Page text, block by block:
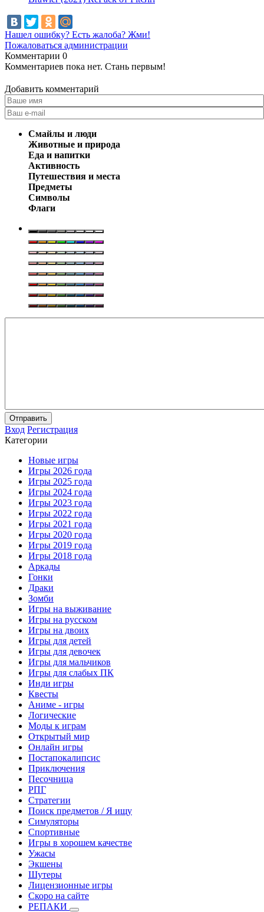
Нашел ошибку? Есть жалоба? Жми!
Пожаловаться администрации
Комментарии 0
Комментариев пока нет. Стань первым!
Добавить комментарий
Смайлы и люди
Животные и природа
Еда и напитки
Активность
Путешествия и места
Предметы
Символы
Флаги
Отправить
Вход Регистрация
Категории
Новые игры
Игры 2026 года
Игры 2025 года
Игры 2024 года
Игры 2023 года
Игры 2022 года
Игры 2021 года
Игры 2020 года
Игры 2019 года
Игры 2018 года
Аркады
Гонки
Драки
Зомби
Игры на выживание
Игры на русском
Игры на двоих
Игры для детей
Игры для девочек
Игры для мальчиков
Игры для слабых ПК
Инди игры
Квесты
Аниме - игры
Логические
Моды к играм
Открытый мир
Онлайн игры
Постапокалипсис
Приключения
Песочница
РПГ
Стратегии
Поиск предметов / Я ищу
Симуляторы
Спортивные
Игры в хорошем качестве
Ужасы
Экшены
Шутеры
Лицензионные игры
Скоро на сайте
РЕПАКИ